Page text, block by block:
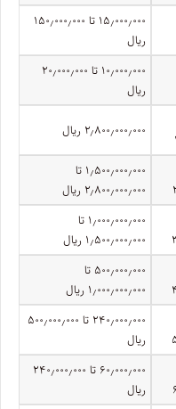
۱۵٫۰۰۰٫۰۰۰ تا ۱۵۰٫۰۰۰٫۰۰۰
ریال
۱۰٫۰۰۰٫۰۰۰ تا ۲۰٫۰۰۰٫۰۰۰
ریال
۲٫۸۰۰٫۰۰۰٫۰۰۰ ریال
۱٫۵۰۰٫۰۰۰٫۰۰۰ تا
۲٫۸۰۰٫۰۰۰٫۰۰۰ ریال
۱٫۰۰۰٫۰۰۰٫۰۰۰ تا
۱٫۵۰۰٫۰۰۰٫۰۰۰ ریال
۵۰۰٫۰۰۰٫۰۰۰ تا
۱٫۰۰۰٫۰۰۰٫۰۰۰ ریال
۲۴۰٫۰۰۰٫۰۰۰ تا ۵۰۰٫۰۰۰٫۰۰۰
ریال
۶۰٫۰۰۰٫۰۰۰ تا ۲۴۰٫۰۰۰٫۰۰۰
ریال